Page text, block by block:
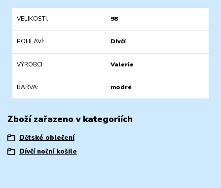
VELIKOSTI 98
POHLAVÍ Dívčí
VÝROBCI Valerie
BARVA modré
Zboží zařazeno v kategoriích
Dětské oblečení
Dívčí noční košile